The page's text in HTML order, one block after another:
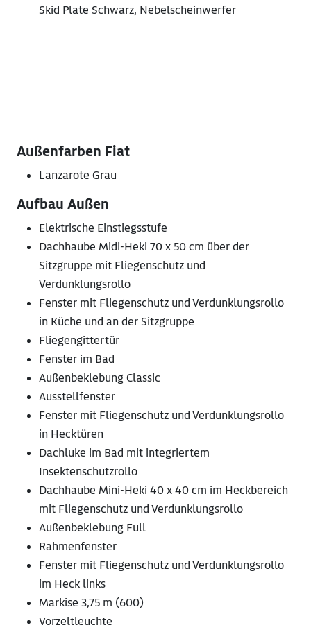
Skid Plate Schwarz, Nebelscheinwerfer
Außenfarben Fiat
Lanzarote Grau
Aufbau Außen
Elektrische Einstiegsstufe
Dachhaube Midi-Heki 70 x 50 cm über der
Sitzgruppe mit Fliegenschutz und
Verdunklungsrollo
Fenster mit Fliegenschutz und Verdunklungsrollo
in Küche und an der Sitzgruppe
Fliegengittertür
Fenster im Bad
Außenbeklebung Classic
Ausstellfenster
Fenster mit Fliegenschutz und Verdunklungsrollo
in Hecktüren
Dachluke im Bad mit integriertem
Insektenschutzrollo
Dachhaube Mini-Heki 40 x 40 cm im Heckbereich
mit Fliegenschutz und Verdunklungsrollo
Außenbeklebung Full
Rahmenfenster
Fenster mit Fliegenschutz und Verdunklungsrollo
im Heck links
Markise 3,75 m (600)
Vorzeltleuchte